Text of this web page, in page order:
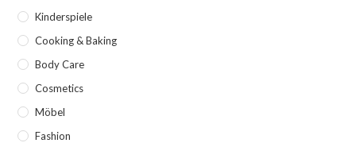
Kinderspiele
Cooking & Baking
Body Care
Cosmetics
Möbel
Fashion